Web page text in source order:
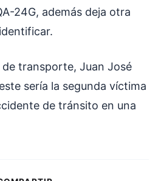
24G, además deja otra
transporte, Juan José
sería la segunda víctima
de tránsito en una